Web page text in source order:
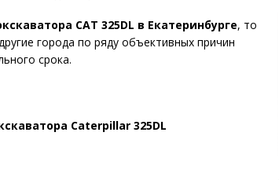
CAT 325DL в Екатеринбурге, то
города по ряду объективных причин
срока.
Caterpillar 325DL